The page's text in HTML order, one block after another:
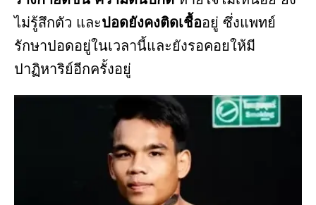
ไม่รู้สึกตัว และปอดยังคงติดเชื้ออยู่ ซึ่งแพทย์
รักษาปอดอยู่ในเวลานี้และยังรอคอยให้มี
ปาฏิหาริย์อีกครั้งอยู่